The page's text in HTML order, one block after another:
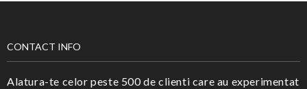
CONTACT INFO
Alatura-te celor peste 500 de clienti care au experimentat